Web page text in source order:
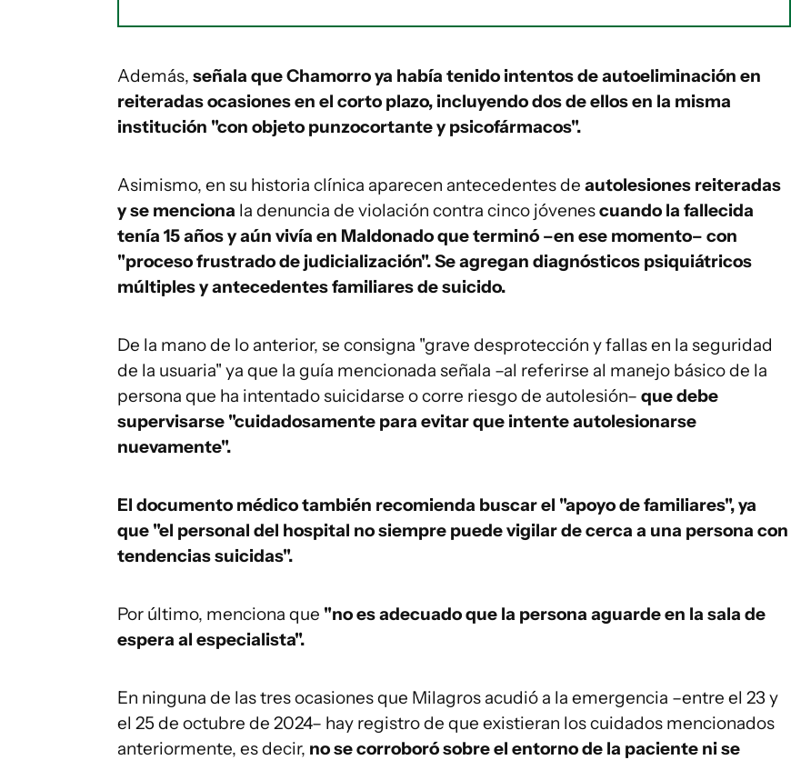
Además, señala que Chamorro ya había tenido intentos de autoeliminación en
reiteradas ocasiones en el corto plazo, incluyendo dos de ellos en la misma
institución "con objeto punzocortante y psicofármacos".
Asimismo, en su historia clínica aparecen antecedentes de autolesiones reiteradas
y se menciona la denuncia de violación contra cinco jóvenescuando la fallecida
tenía 15 años y aún vivía en Maldonado que terminó –en ese momento– con
"proceso frustrado de judicialización". Se agregan diagnósticos psiquiátricos
múltiples y antecedentes familiares de suicido.
De la mano de lo anterior, se consigna "grave desprotección y fallas en la seguridad
de la usuaria" ya que la guía mencionada señala –al referirse al manejo básico de la
persona que ha intentado suicidarse o corre riesgo de autolesión– que debe
supervisarse "cuidadosamente para evitar que intente autolesionarse
nuevamente".
El documento médico también recomienda buscar el "apoyo de familiares", ya
que "el personal del hospital no siempre puede vigilar de cerca a una persona con
tendencias suicidas".
Por último, menciona que "no es adecuado que la persona aguarde en la sala de
espera al especialista".
En ninguna de las tres ocasiones que Milagros acudió a la emergencia –entre el 23 y
el 25 de octubre de 2024– hay registro de que existieran los cuidados mencionados
anteriormente, es decir, no se corroboró sobre el entorno de la paciente ni se